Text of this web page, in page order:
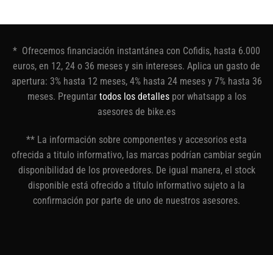
* Ofrecemos financiación instantánea con Cofidis, hasta 6.000
euros, en 12, 24 o 36 meses y sin intereses. Aplica un gasto de
apertura: 3% hasta 12 meses, 4% hasta 24 meses y 7% hasta 36
meses. Preguntar todos los detallespor whatsapp a los
asesores de bike.es
** La información sobre componentes y accesorios esta
ofrecida a titulo informativo, las marcas podrían cambiar según
disponibilidad de los proveedores. De igual manera, el stock
disponible está ofrecido a título informativo sujeto a la
confirmación por parte de uno de nuestros asesores.